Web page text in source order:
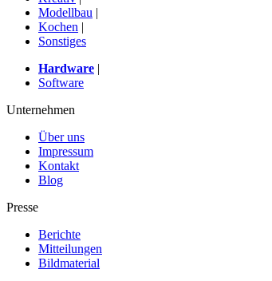
Modellbau |
Kochen |
Sonstiges
Hardware |
Software
Unternehmen
Über uns
Impressum
Kontakt
Blog
Presse
Berichte
Mitteilungen
Bildmaterial